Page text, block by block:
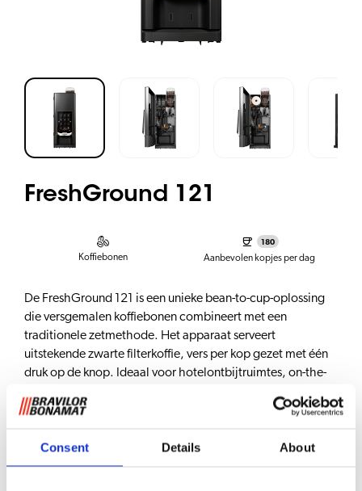
Consent Details About
FreshGround 121
Koffiebonen
180
Aanbevolen kopjes per dag
De FreshGround 121 is een unieke bean-to-cup-oplossing
die versgemalen koffiebonen combineert met een
traditionele zetmethode. Het apparaat serveert
uitstekende zwarte filterkoffie, vers per kop gezet met één
druk op de knop. Ideaal voor hotelontbijtruimtes, on-the-
De FG121-configuratie is uitgerust met één bonencanister
en twee instantcanisters voor Topping en cacao, waardoor